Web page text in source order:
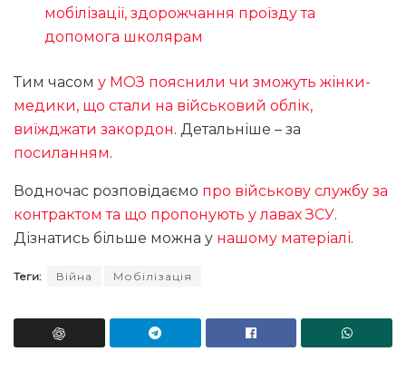
мобілізації, здорожчання проїзду та
допомога школярам
Тим часом у МОЗ пояснили чи зможуть жінки-
медики, що стали на військовий облік,
виїжджати закордон. Детальніше – за
посиланням.
Водночас розповідаємо про військову службу за
контрактом та що пропонують у лавах ЗСУ.
Дізнатись більше можна у нашому матеріалі.
Теги: Війна Мобілізація